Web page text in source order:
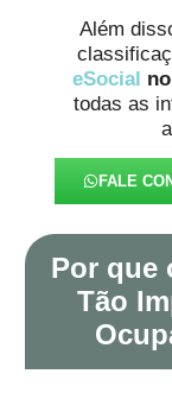
Além
eSocial
todas as
FALE
Por que
Tão